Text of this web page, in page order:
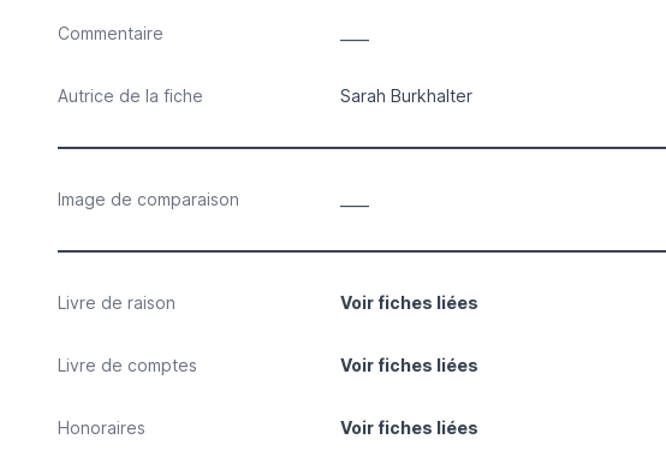
Commentaire
Autrice de la fiche Sarah Burkhalter
Image de comparaison
Livre de raison Voir fiches liées
Livre de comptes Voir fiches liées
Honoraires Voir fiches liées